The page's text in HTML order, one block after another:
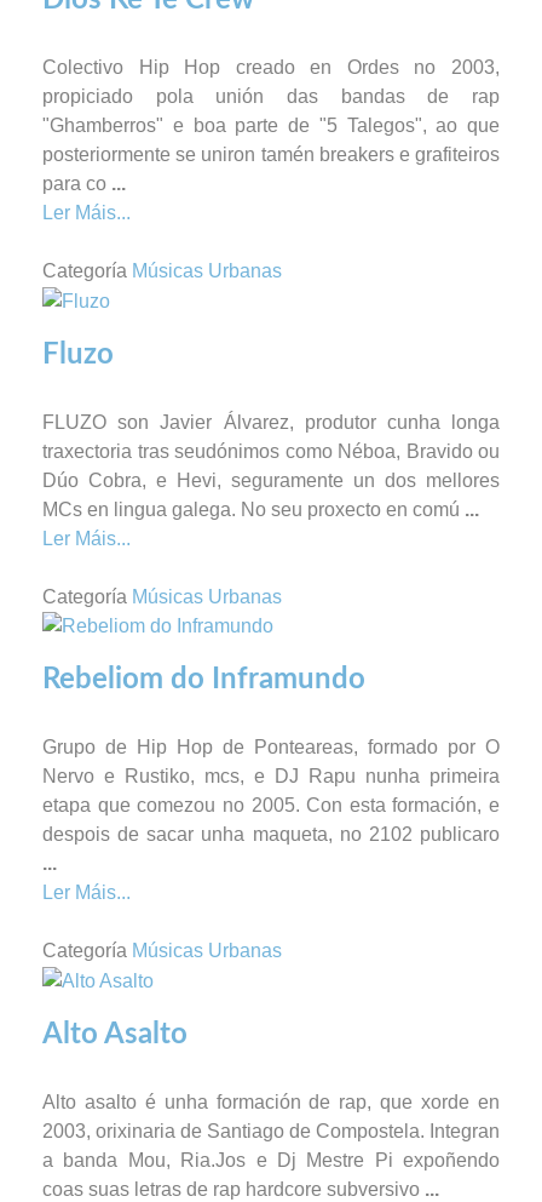
Colectivo Hip Hop creado en Ordes no 2003,
propiciado pola unión das bandas de rap
"Ghamberros" e boa parte de "5 Talegos", ao que
posteriormente se uniron tamén breakers e grafiteiros
para co ...
Ler Máis...
Categoría Músicas Urbanas
Fluzo
FLUZO son Javier Álvarez, produtor cunha longa
traxectoria tras seudónimos como Néboa, Bravido ou
Dúo Cobra, e Hevi, seguramente un dos mellores
MCs en lingua galega. No seu proxecto en comú ...
Ler Máis...
Categoría Músicas Urbanas
Rebeliom do Inframundo
Grupo de Hip Hop de Ponteareas, formado por O
Nervo e Rustiko, mcs, e DJ Rapu nunha primeira
etapa que comezou no 2005. Con esta formación, e
despois de sacar unha maqueta, no 2102 publicaro
...
Ler Máis...
Categoría Músicas Urbanas
Alto Asalto
Alto asalto é unha formación de rap, que xorde en
2003, orixinaria de Santiago de Compostela. Integran
a banda Mou, Ria.Jos e Dj Mestre Pi expoñendo
coas suas letras de rap hardcore subversivo ...